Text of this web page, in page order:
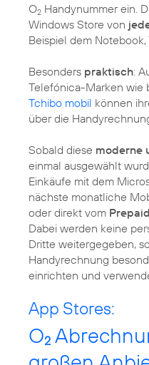
O2 Handynummer ein.
Windows Store von
Beispiel dem
Besonders praktisch:
Telefónica-Marken wie
Tchibo mobil können
über die
Sobald diese moderne
einmal ausgewählt
Einkäufe mit dem
nächste monatliche
oder direkt vom Prepaid
Dabei werden keine
Dritte weitergegeben,
Handyrechnung
einrichten und
App Stores:
O2